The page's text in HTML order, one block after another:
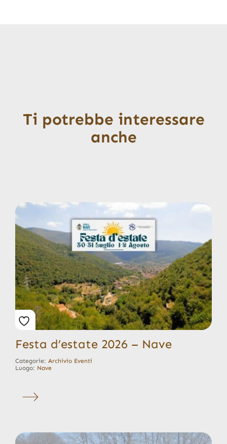
Ti potrebbe interessare
anche
Festa d’estate 2026 – Nave
Categorie: Archivio Eventi
Luogo: Nave